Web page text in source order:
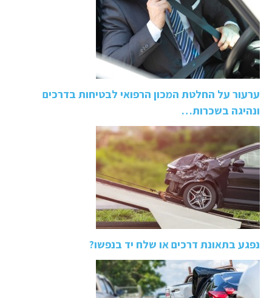
ערעור על החלטת המכון הרפואי לבטיחות בדרכים
ונהיגה בשכרות…
נפגע בתאונת דרכים או שלח יד בנפשו?